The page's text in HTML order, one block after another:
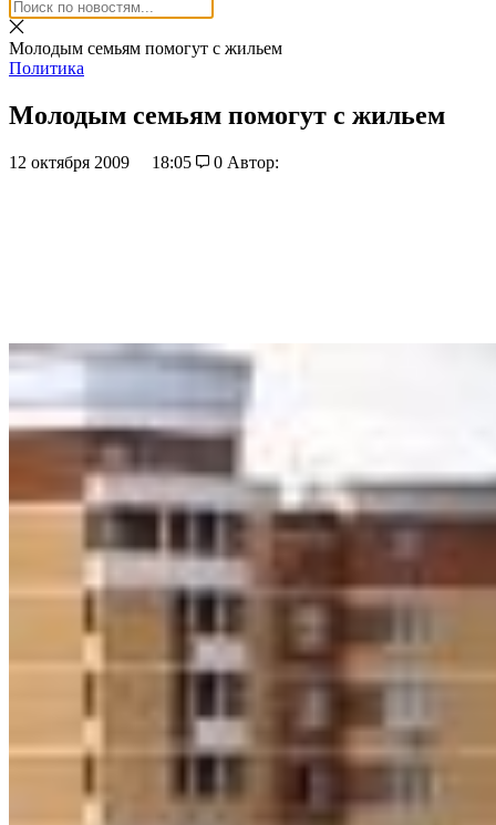
Молодым семьям помогут с жильем
Политика
Молодым семьям помогут с жильем
12 октября 2009 18:05 0 Автор: